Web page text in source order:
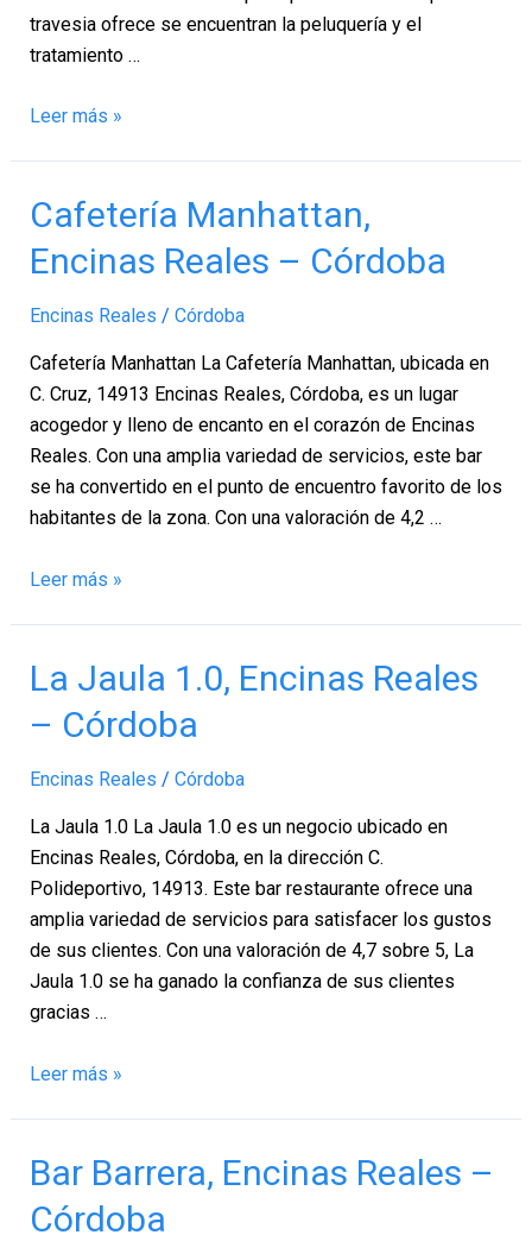
travesia ofrece se encuentran la peluquería y el
tratamiento …
Leer más »
Cafetería Manhattan,
Encinas Reales – Córdoba
Encinas Reales / Córdoba
Cafetería Manhattan La Cafetería Manhattan, ubicada en
C. Cruz, 14913 Encinas Reales, Córdoba, es un lugar
acogedor y lleno de encanto en el corazón de Encinas
Reales. Con una amplia variedad de servicios, este bar
se ha convertido en el punto de encuentro favorito de los
habitantes de la zona. Con una valoración de 4,2 …
Cafetería
Encinas
–
Córdoba
Leer más »
La Jaula 1.0, Encinas Reales
– Córdoba
Encinas Reales / Córdoba
La Jaula 1.0 La Jaula 1.0 es un negocio ubicado en
Encinas Reales, Córdoba, en la dirección C.
Polideportivo, 14913. Este bar restaurante ofrece una
amplia variedad de servicios para satisfacer los gustos
de sus clientes. Con una valoración de 4,7 sobre 5, La
Jaula 1.0 se ha ganado la confianza de sus clientes
gracias …
La
Jaula
1.0,
Reales
–
Córdoba
Leer más »
Bar Barrera, Encinas Reales –
Córdoba
Bar
Barrera,
Encinas